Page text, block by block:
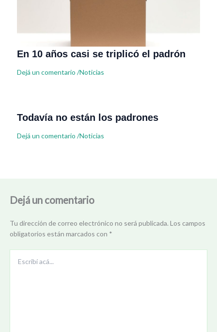
En 10 años casi se triplicó el padrón
Dejá un comentario /Noticias
Todavía no están los padrones
Dejá un comentario /Noticias
Dejá un comentario
Tu dirección de correo electrónico no será publicada.Los campos
obligatorios están marcados con *
acá...